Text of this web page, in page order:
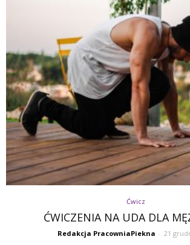
Ćwicz
ĆWICZENIA NA UDA DLA
Redakcja PracowniaPiekna - 21